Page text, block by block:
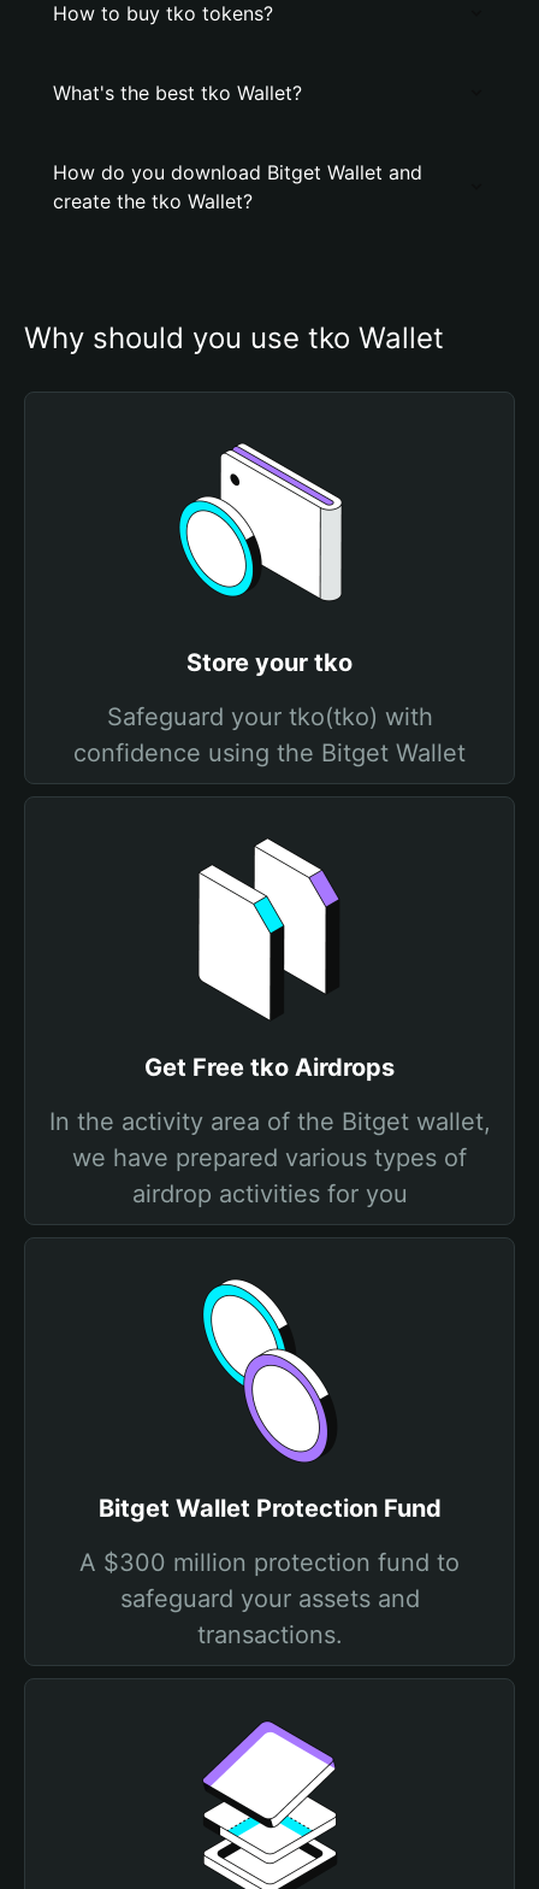
How to buy tko tokens?
What's the best tko Wallet?
How do you download Bitget Wallet and
create the tko Wallet?
Why should you use tko Wallet
Store your tko
Safeguard your tko(tko) with
confidence using the Bitget Wallet
Get Free tko Airdrops
In the activity area of the Bitget wallet,
we have prepared various types of
airdrop activities for you
Bitget Wallet Protection Fund
A $300 million protection fund to
safeguard your assets and
transactions.